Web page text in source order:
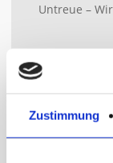
Zustimmung
Untreue –